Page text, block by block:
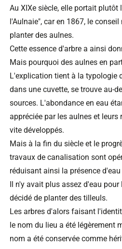
Au XIXe siècle, elle portait plutôt
l'Aulnaie", car en 1867, le
planter des aulnes.
Cette essence d'arbre a ainsi
Mais pourquoi des aulnes en
L'explication tient à la typologie
dans une cuvette, se trouve au-
sources. L'abondance en eau
appréciée par les aulnes et leurs
vite développés.
Mais à la fin du siècle et le
travaux de canalisation sont
réduisant ainsi la présence
Il n'y avait plus assez d'eau
décidé de planter des tilleuls.
Les arbres d'alors faisant
le nom du lieu a été légèrement
nom a été conservée comme